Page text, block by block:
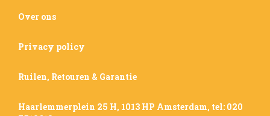
Over ons
Privacy policy
Ruilen, Retouren & Garantie
Haarlemmerplein 25 H, 1013 HP Amsterdam, tel: 020